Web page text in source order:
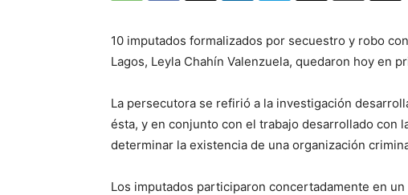
10 imputados formalizados por secuestro y robo
Lagos, Leyla Chahín Valenzuela, quedaron hoy en
La persecutora se refirió a la investigación
ésta, y en conjunto con el trabajo desarrollado con
determinar la existencia de una organización
Los imputados participaron concertadamente en